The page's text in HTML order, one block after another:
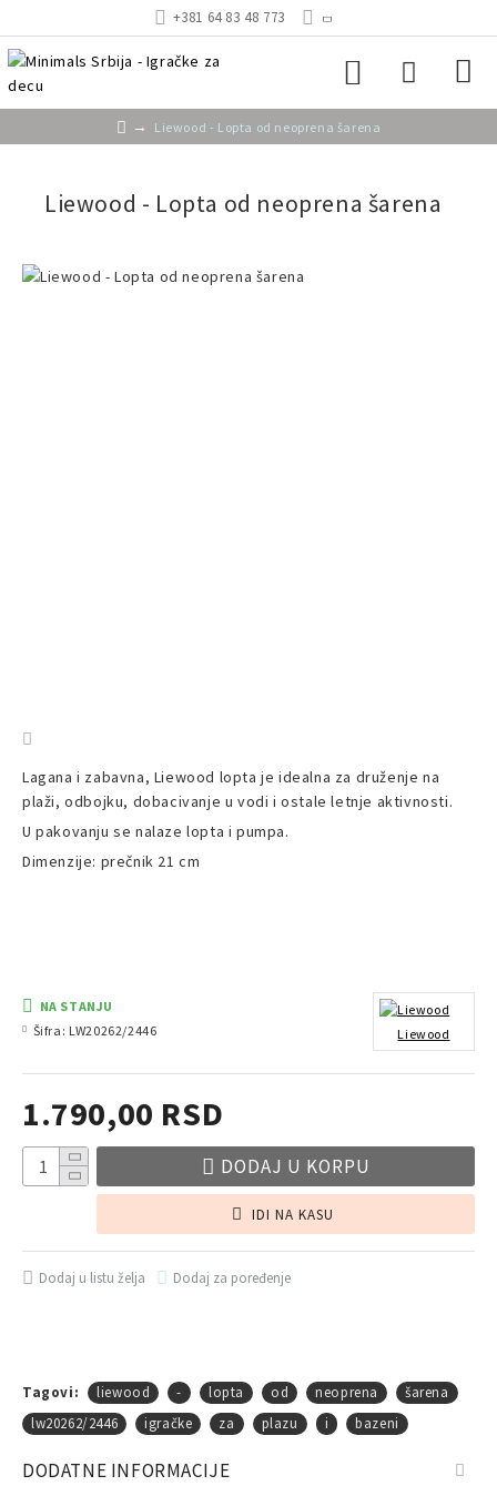
+381 64 83 48 773
Liewood - Lopta od neoprena šarena
Liewood - Lopta od neoprena šarena
Lagana i zabavna, Liewood lopta je idealna za druženje na
plaži, odbojku, dobacivanje u vodi i ostale letnje aktivnosti.
U pakovanju se nalaze lopta i pumpa.
Dimenzije: prečnik 21 cm
1.790,00 RSD
NA STANJU
Šifra: LW20262/2446 Liewood
DODAJ U KORPU
IDI NA KASU
Dodaj u listu želja Dodaj za poređenje
Tagovi: liewood - lopta od neoprena
šarena
lw20262/2446
igračke za plazu i bazeni
DODATNE INFORMACIJE